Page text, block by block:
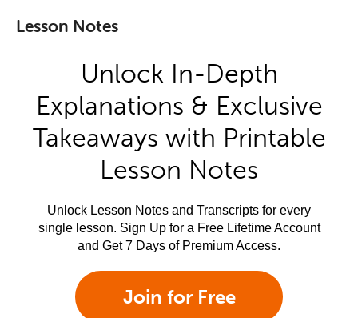
Lesson Notes
Unlock In-Depth
Explanations & Exclusive
Takeaways with Printable
Lesson Notes
Unlock Lesson Notes and Transcripts for every
single lesson. Sign Up for a Free Lifetime Account
and Get 7 Days of Premium Access.
Join for Free